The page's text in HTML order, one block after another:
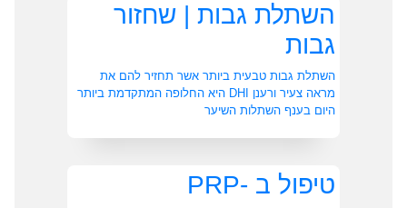
השתלת גבות | שחזור
גבות
השתלת גבות טבעית ביותר אשר תחזיר להם את
מראה צעיר ורענן DHI היא החלופה המתקדמת ביותר
היום בענף השתלות השיער
טיפול ב -PRP